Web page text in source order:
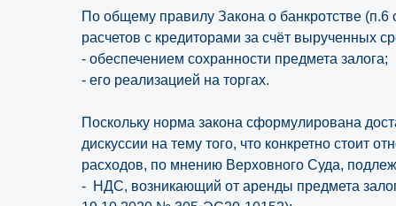
По общему правилу Закона о банкротстве (п.6
расчетов с кредиторами за счёт вырученных
- обеспечением сохранности предмета залога;
- его реализацией на торгах.
Поскольку норма закона сформулирована
дискуссии на тему того, что конкретно стоит
расходов, по мнению Верховного Суда,
- НДС, возникающий от аренды предмета